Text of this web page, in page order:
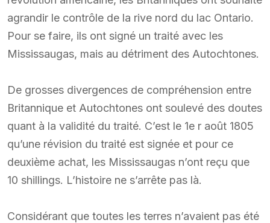
agrandir le contrôle de la rive nord du lac Ontario.
Pour se faire, ils ont signé un traité avec les
Mississaugas, mais au détriment des Autochtones.
De grosses divergences de compréhension entre
Britannique et Autochtones ont soulevé des doutes
quant à la validité du traité. C’est le 1e r août 1805
qu’une révision du traité est signée et pour ce
deuxième achat, les Mississaugas n’ont reçu que
10 shillings. L’histoire ne s’arrête pas là.
Considérant que toutes les terres n’avaient pas été